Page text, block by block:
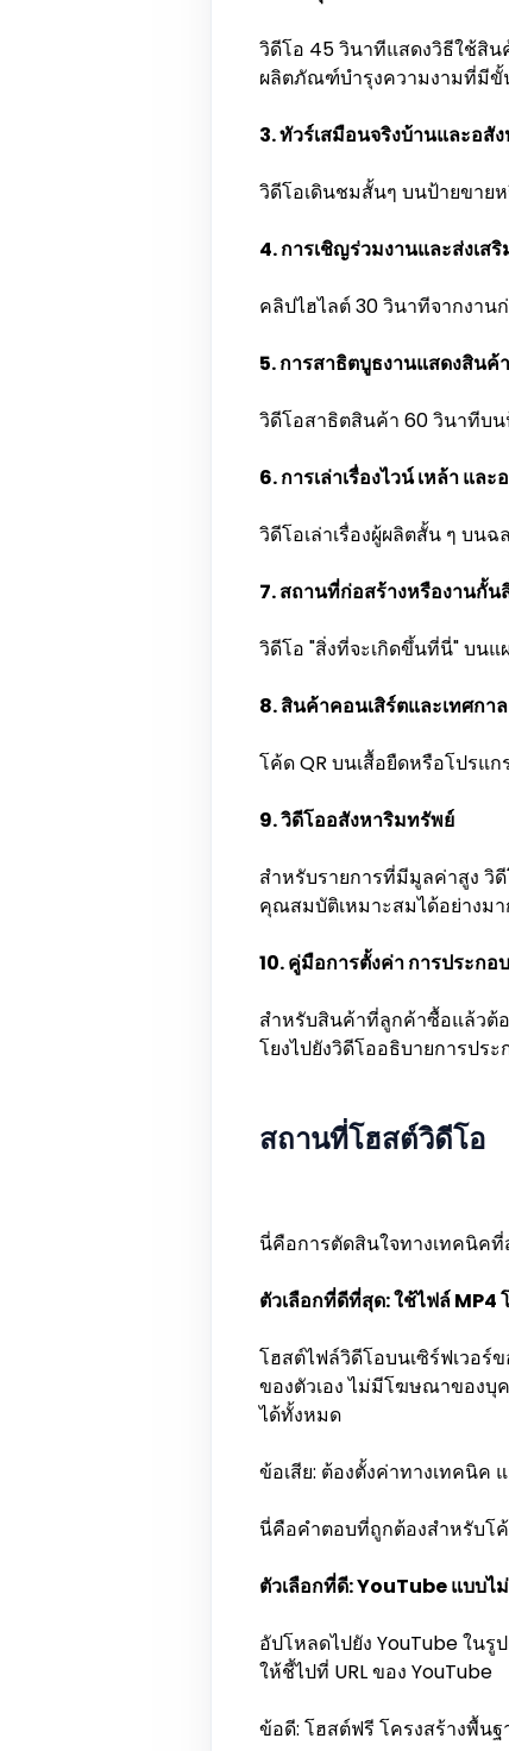
วิดีโอ 45 วินาทีแสดงวิธีใช้สิ
ผลิตภัณฑ์บำรุงความงามที่มีขั้
3. ทัวร์เสมือนจริงบ้านและอสั
วิดีโอเดินชมสั้นๆ บนป้ายขาย
4. การเชิญร่วมงานและส่งเสริ
คลิปไฮไลต์ 30 วินาทีจากงาน
5. การสาธิตบูธงานแสดงสินค้า
วิดีโอสาธิตสินค้า 60 วินาทีบ
6. การเล่าเรื่องไวน์ เหล้า และ
วิดีโอเล่าเรื่องผู้ผลิตสั้น ๆ บน
7. สถานที่ก่อสร้างหรืองานกั้น
วิดีโอ "สิ่งที่จะเกิดขึ้นที่นี่" บน
8. สินค้าคอนเสิร์ตและเทศกาล
โค้ด QR บนเสื้อยืดหรือโปรแ
9. วิดีโออสังหาริมทรัพย์
สำหรับรายการที่มีมูลค่าสูง วิ
คุณสมบัติเหมาะสมได้อย่างม
10. คู่มือการตั้งค่า การประกอ
สำหรับสินค้าที่ลูกค้าซื้อแล้วต้อ
โยงไปยังวิดีโออธิบายการปร
สถานที่โฮสต์วิดีโอ
นี่คือการตัดสินใจทางเทคนิค
ตัวเลือกที่ดีที่สุด: ใช้ไฟล์ MP4
โฮสต์ไฟล์วิดีโอบนเซิร์ฟเวอร์
ของตัวเอง ไม่มีโฆษณาของ
ได้ทั้งหมด
ข้อเสีย: ต้องตั้งค่าทางเทคนิ
นี่คือคำตอบที่ถูกต้องสำหรับโ
ตัวเลือกที่ดี: YouTube แบบ
อัปโหลดไปยัง YouTube ในรู
ให้ชี้ไปที่ URL ของ YouTube
ข้อดี: โฮสต์ฟรี โครงสร้างพื้น